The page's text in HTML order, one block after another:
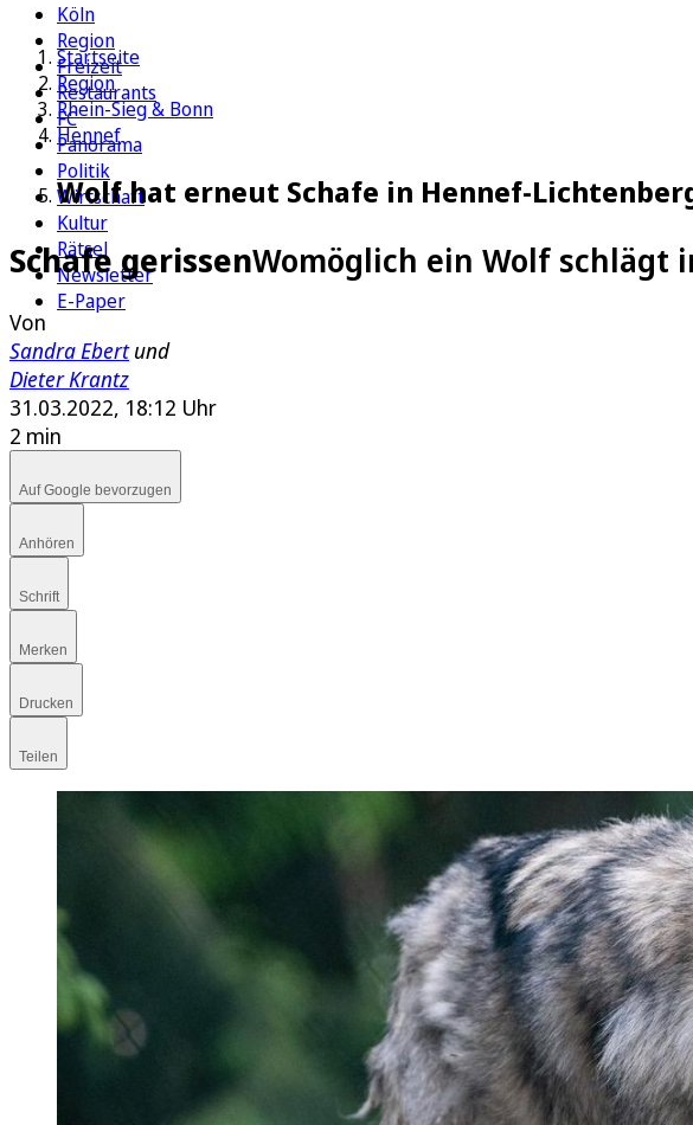
Köln
Region
Freizeit
Restaurants
FC
Panorama
Politik
Wirtschaft
Kultur
Rätsel
Newsletter
E-Paper
Startseite
Region
Rhein-Sieg & Bonn
Hennef
Wolf hat erneut Schafe in Hennef-
Schafe gerissenWomöglich ein Wolf schlägt
Von
Sandra Ebertund
Dieter Krantz
31.03.2022, 18:12 Uhr
2 min
Auf Google bevorzugen
Anhören
Schrift
Merken
Drucken
Teilen